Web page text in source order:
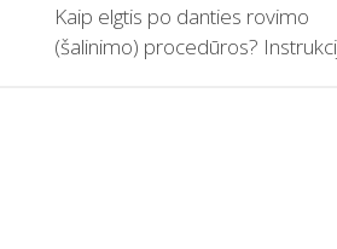
Kaip elgtis po danties rovimo
(šalinimo) procedūros?